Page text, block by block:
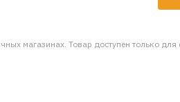
магазинах. Товар доступен только